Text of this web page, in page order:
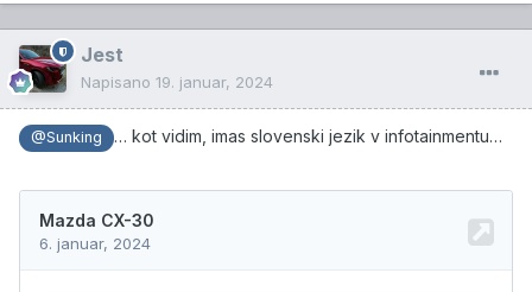
Jest
Napisano 19. januar, 2024
@Sunking … kot vidim, imas slovenski jezik v infotainmentu…